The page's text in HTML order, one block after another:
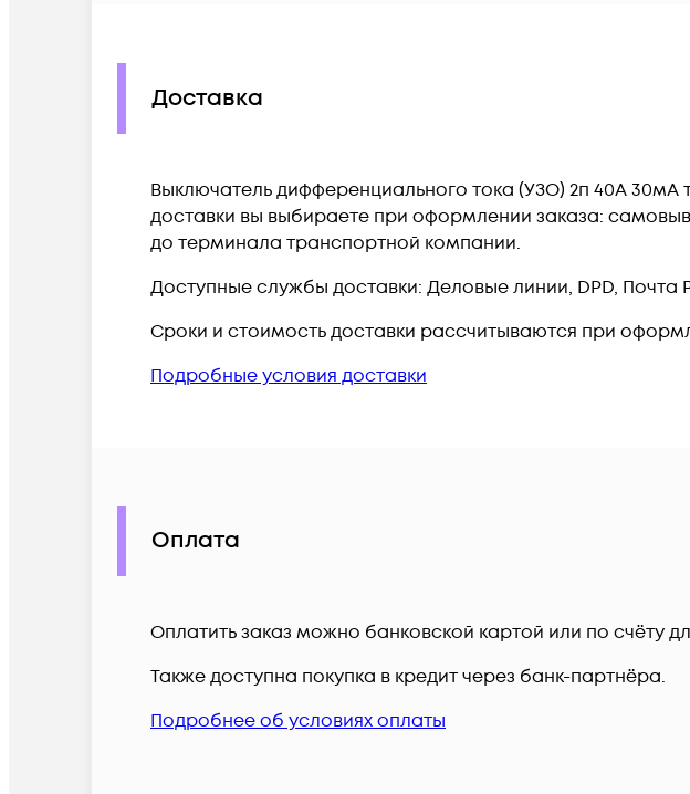
Доставка
Выключатель дифференциального тока (УЗО) 2п 40А 30мА
доставки вы выбираете при оформлении заказа:
до терминала транспортной компании.
Доступные службы доставки: Деловые линии, DPD,
Сроки и стоимость доставки рассчитываются при
Подробные условия доставки
Оплата
Оплатить заказ можно банковской картой или по счёту
Также доступна покупка в кредит через банк-партнёра.
Подробнее об условиях оплаты